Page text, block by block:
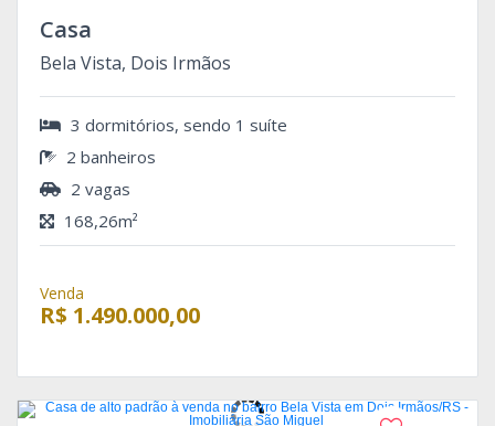
Casa
Bela Vista, Dois Irmãos
3 dormitórios, sendo 1 suíte
2 banheiros
2 vagas
168,26m²
Venda
R$ 1.490.000,00